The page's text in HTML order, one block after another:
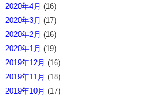
2020年4月 (16)
2020年3月 (17)
2020年2月 (16)
2020年1月 (19)
2019年12月 (16)
2019年11月 (18)
2019年10月 (17)